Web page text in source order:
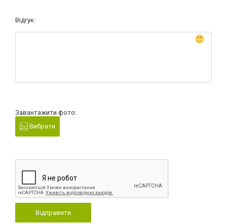
Відгук:
Завантажити фото:
Вибрати
Відправити